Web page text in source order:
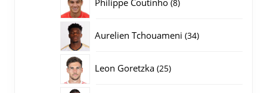
Philippe Coutinho 8
Aurelien Tchouameni 3434
Leon Goretzka 2525